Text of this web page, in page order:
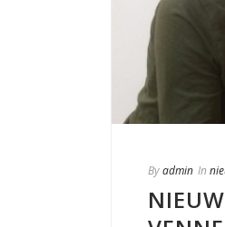
Byadmin In